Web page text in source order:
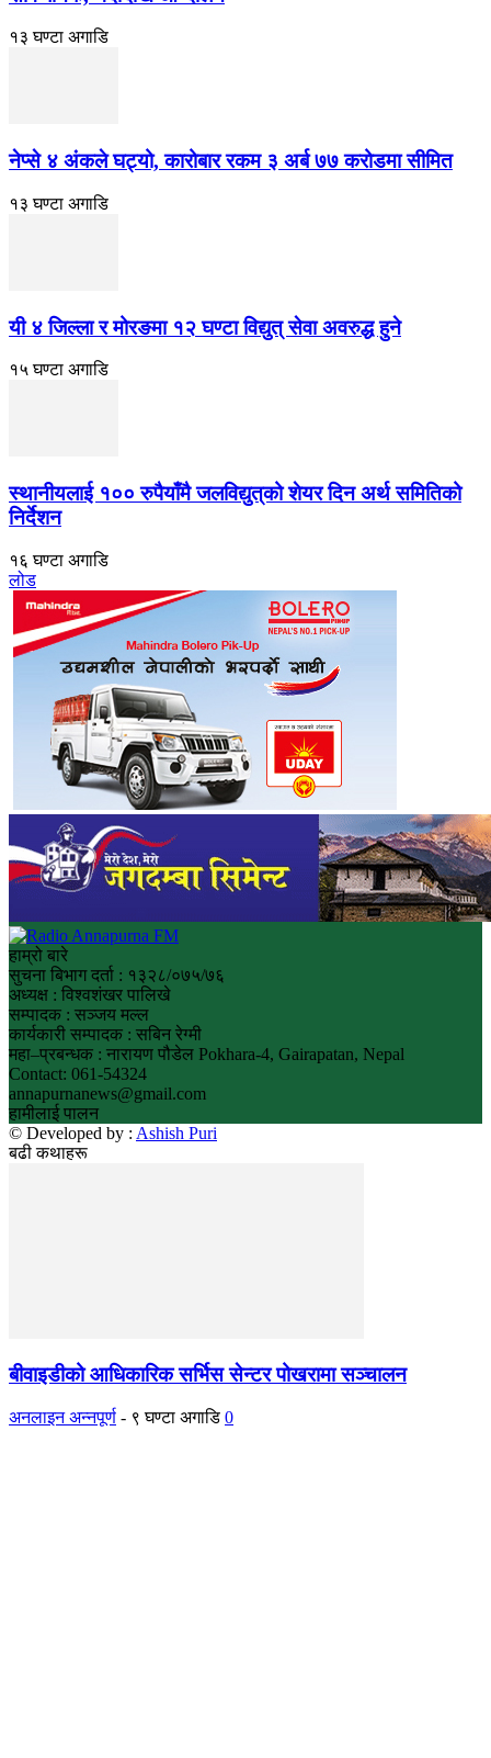
१३ घण्टा अगाडि
नेप्से ४ अंकले घट्यो, कारोबार रकम ३ अर्ब ७७ करोडमा सीमित
१३ घण्टा अगाडि
यी ४ जिल्ला र मोरङमा १२ घण्टा विद्युत् सेवा अवरुद्ध हुने
१५ घण्टा अगाडि
स्थानीयलाई १०० रुपैयाँमै जलविद्युत्‌को शेयर दिन अर्थ समितिको
निर्देशन
१६ घण्टा अगाडि
लोड
हाम्रो बारे
सुचना बिभाग दर्ता : १३२८/०७५/७६
अध्यक्ष : विश्वशंखर पालिखे
सम्पादक : सञ्जय मल्ल
कार्यकारी सम्पादक : सबिन रेग्मी
महा–प्रबन्धक : नारायण पौडेल Pokhara-4, Gairapatan, Nepal
Contact: 061-54324
annapurnanews@gmail.com
हामीलाई पालन
© Developed by : Ashish Puri
बढी कथाहरू
बीवाइडीको आधिकारिक सर्भिस सेन्टर पोखरामा सञ्चालन
अनलाइन अन्नपूर्ण - ९ घण्टा अगाडि 0